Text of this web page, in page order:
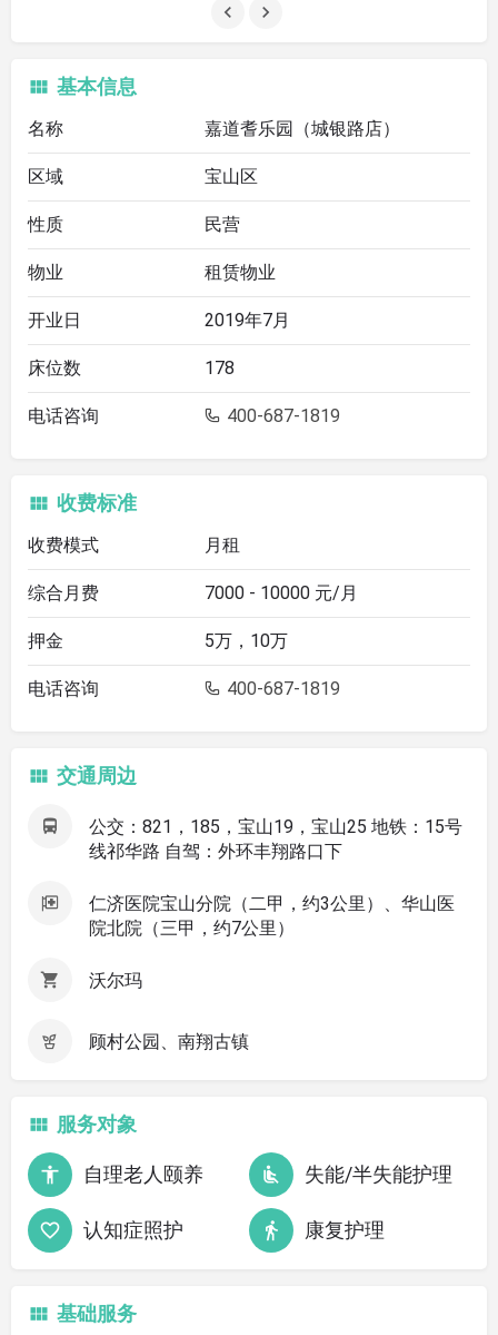
基本信息
名称 嘉道耆乐园（城银路店）
区域 宝山区
性质 民营
物业 租赁物业
开业日 2019年7月
床位数 178
电话咨询 400-687-1819
收费标准
收费模式 月租
综合月费 7000 - 10000 元/月
押金 5万，10万
电话咨询 400-687-1819
交通周边
公交：821，185，宝山19，宝山25 地铁：15号
线祁华路 自驾：外环丰翔路口下
仁济医院宝山分院（二甲，约3公里）、华山医
院北院（三甲，约7公里）
沃尔玛
顾村公园、南翔古镇
服务对象
自理老人颐养 失能/半失能护理
认知症照护 康复护理
基础服务